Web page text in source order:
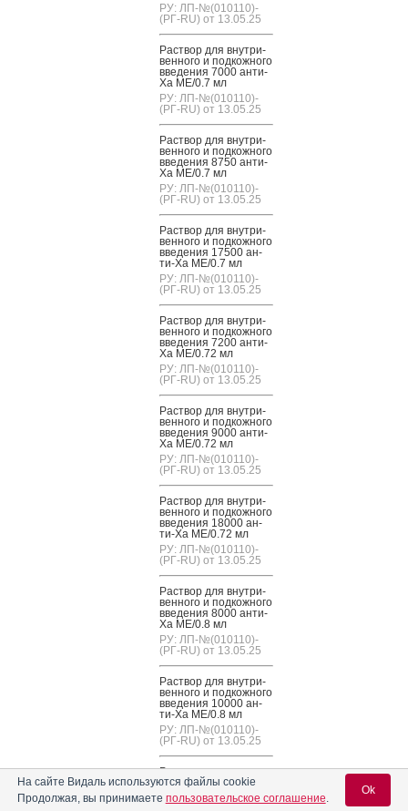
РУ: ЛП-№(010110)-
(РГ-RU) от 13.05.25
Рас­твор для внут­ри­
вен­но­го и под­кожно­го
вве­дения 7000 ан­ти-
Ха МЕ/0.7 мл
РУ: ЛП-№(010110)-
(РГ-RU) от 13.05.25
Рас­твор для внут­ри­
вен­но­го и под­кожно­го
вве­дения 8750 ан­ти-
Ха МЕ/0.7 мл
РУ: ЛП-№(010110)-
(РГ-RU) от 13.05.25
Рас­твор для внут­ри­
вен­но­го и под­кожно­го
вве­дения 17500 ан­
ти-Ха МЕ/0.7 мл
РУ: ЛП-№(010110)-
(РГ-RU) от 13.05.25
Рас­твор для внут­ри­
вен­но­го и под­кожно­го
вве­дения 7200 ан­ти-
Ха МЕ/0.72 мл
РУ: ЛП-№(010110)-
(РГ-RU) от 13.05.25
Рас­твор для внут­ри­
вен­но­го и под­кожно­го
вве­дения 9000 ан­ти-
Ха МЕ/0.72 мл
РУ: ЛП-№(010110)-
(РГ-RU) от 13.05.25
Рас­твор для внут­ри­
вен­но­го и под­кожно­го
вве­дения 18000 ан­
ти-Ха МЕ/0.72 мл
РУ: ЛП-№(010110)-
(РГ-RU) от 13.05.25
Рас­твор для внут­ри­
вен­но­го и под­кожно­го
вве­дения 8000 ан­ти-
Ха МЕ/0.8 мл
РУ: ЛП-№(010110)-
(РГ-RU) от 13.05.25
Рас­твор для внут­ри­
вен­но­го и под­кожно­го
вве­дения 10000 ан­
ти-Ха МЕ/0.8 мл
РУ: ЛП-№(010110)-
(РГ-RU) от 13.05.25
Рас­твор для внут­ри­
вен­но­го и под­кожно­го
вве­дения 10000 ан­
ти-Ха МЕ/1.0 мл
На сайте Видаль используются файлы cookie
Продолжая, вы принимаете пользовательское соглашение.
Ok